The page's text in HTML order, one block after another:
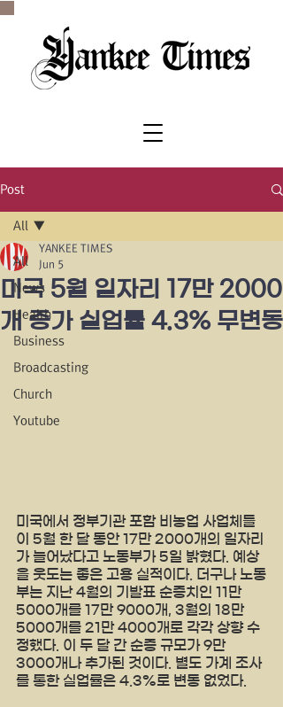
Post
All
News
Health
Business
Broadcasting
Church
Youtube
All
미국 5월 일자리 17만 2000
개 증가 실업률 4.3% 무변동
YANKEE TIMES
Jun 5
미국에서 정부기관 포함 비농업 사업체들
이 5월 한 달 동안 17만 2000개의 일자리
가 늘어났다고 노동부가 5일 밝혔다. 예상
을 웃도는 좋은 고용 실적이다. 더구나 노동
부는 지난 4월의 기발표 순증치인 11만
5000개를 17만 9000개, 3월의 18만
5000개를 21만 4000개로 각각 상향 수
정했다. 이 두 달 간 순증 규모가 9만
3000개나 추가된 것이다. 별도 가계 조사
를 통한 실업률은 4.3%로 변동 없었다.